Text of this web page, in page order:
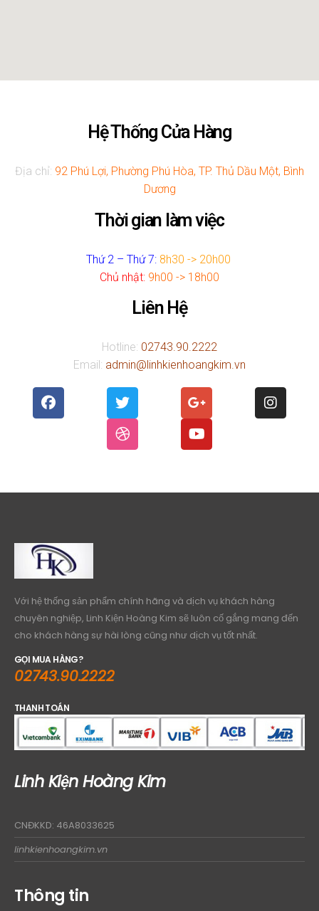
Hệ Thống Cửa Hàng
Địa chỉ: 92 Phú Lợi, Phường Phú Hòa, TP. Thủ Dầu Một, Bình
Dương
Thời gian làm việc
Thứ 2 – Thứ 7: 8h30 -> 20h00
Chủ nhật: 9h00 -> 18h00
Liên Hệ
Hotline: 02743.90.2222
Email: admin@linhkienhoangkim.vn
Với hệ thống sản phẩm chính hãng và dịch vụ khách hàng
chuyên nghiệp, Linh Kiện Hoàng Kim sẽ luôn cố gắng mang đến
cho khách hàng sự hài lòng cũng như dịch vụ tốt nhất.
GỌI MUA HÀNG?
02743.90.2222
THANH TOÁN
Linh Kiện Hoàng Kim
CNĐKKD: 46A8033625
linhkienhoangkim.vn
Thông tin